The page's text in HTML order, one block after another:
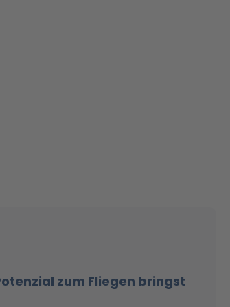
zum Fliegen bringst